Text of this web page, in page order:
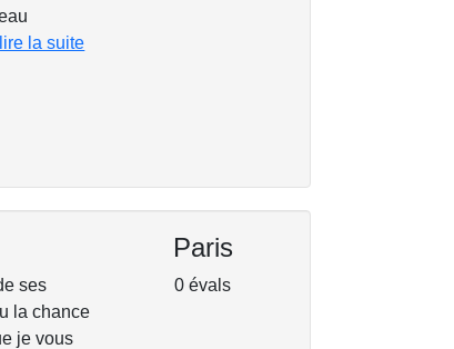
lire la suite
ses
la chance
je vous
Paris
0 évals